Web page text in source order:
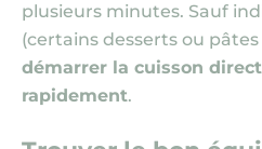
plusieurs minutes. Sauf
(certains desserts ou pâtes
démarrer la cuisson
rapidement.